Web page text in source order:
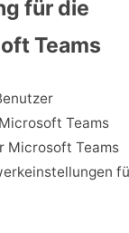
für die
Teams
Teams
Microsoft Teams